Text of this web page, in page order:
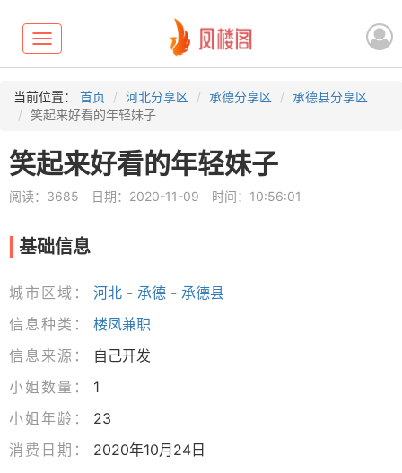
Toggle
navigation
当前位置： 首页 河北分享区 承德分享区
承德县分享区
笑起来好看的年轻妹子
笑起来好看的年轻妹子
阅读：3685 日期：2020-11-09 时间：10:56:01
基础信息
城市区域： 河北 - 承德 - 承德县
信息种类：
楼凤兼职
信息来源：
自己开发
小姐数量：
1
小姐年龄：
23
消费日期：
2020年10月24日